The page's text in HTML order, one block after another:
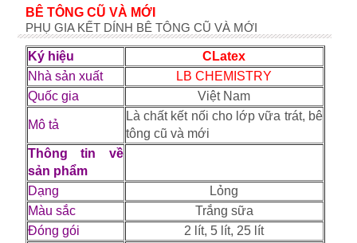
PHỤ GIA KẾT DÍNH BÊ TÔNG CŨ VÀ MỚI
Ký hiệu
CLatex
Nhà sản xuất
LB CHEMISTRY
Quốc gia
Việt Nam
Mô tả
Là chất kết nối cho lớp vữa trát, bê
tông cũ và mới
Thông tin về
sản phẩm
Dạng
Lỏng
Màu sắc
Trắng sữa
Đóng gói
2 lít, 5 lít, 25 lít
BÊ TÔNG CŨ VÀ MỚI